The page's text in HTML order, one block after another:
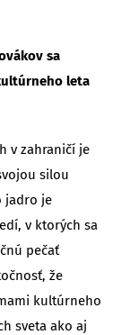
sa
leta
v zahraničí je
silou
jadro je
v ktorých sa
pečať
že
kultúrneho
sveta ako aj